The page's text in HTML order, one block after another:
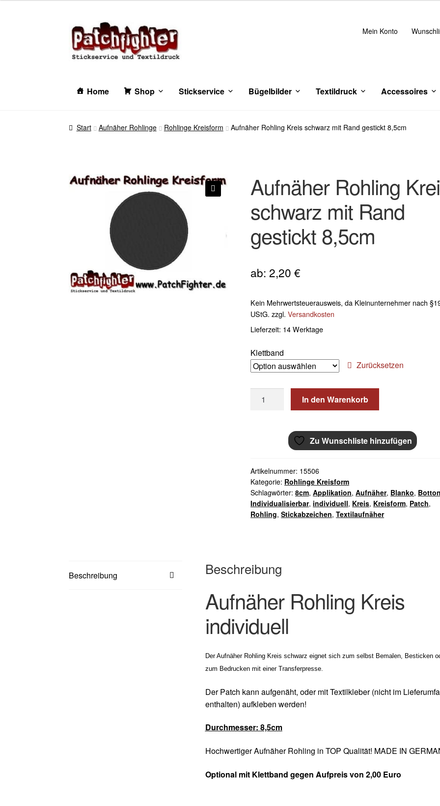
Zur
Navigation
springen
Zum
Inhalt
springen
Mein Konto
Home Shop Stickservice Bügelbilder Textildruck Accessoires
Start Aufnäher Rohlinge Rohlinge Kreisform Aufnäher Rohling Kreis schwarz mit Rand gestickt 8,5cm
Aufnäher Rohling
schwarz mit Rand
gestickt 8,5cm
ab: 2,20€
Kein Mehrwertsteuerausweis, da Kleinunternehmer nach
UStG. zzgl.Versandkosten
Lieferzeit: 14 Werktage
Klettband
Zurücksetzen
Rohling
gestickt
8,5cm
Menge
In den Warenkorb
Zu Wunschliste hinzufügen
Artikelnummer: 15506
Kategorie: Rohlinge Kreisform
Schlagwörter:8cm,Applikation,Aufnäher, Blanko, Botton
Individualisierbar, individuell, Kreis, Kreisform, Patch,
Rohling,Stickabzeichen,Textilaufnäher
Beschreibung Beschreibung
Aufnäher Rohling Kreis
individuell
Der Aufnäher Rohling Kreis schwarz eignet sich zum selbst Bemalen, Besticken
zum Bedrucken mit einer Transferpresse.
Der Patch kann aufgenäht, oder mit Textilkleber (nicht im
enthalten) aufkleben werden!
Durchmesser: 8,5cm
Hochwertiger Aufnäher Rohling in TOP Qualität! MADE IN
Optional mit Klettband gegen Aufpreis von 2,00 Euro